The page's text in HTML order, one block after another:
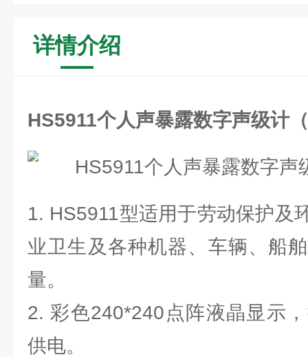
详情介绍
HS5911个人声暴露数字声级计
1. HS5911型适用于劳动保护及
业卫生及各种机器、车辆、船
量。
2. 彩色240*240点阵液晶显示
供电。